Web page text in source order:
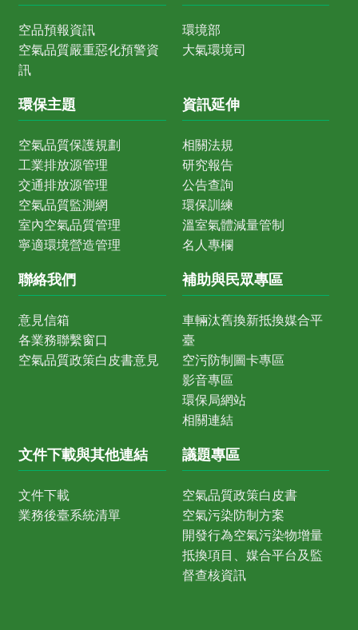
空品預報資訊
空氣品質嚴重惡化預警資
訊
環境部
大氣環境司
環保主題
空氣品質保護規劃
工業排放源管理
交通排放源管理
空氣品質監測網
室內空氣品質管理
寧適環境營造管理
資訊延伸
相關法規
研究報告
公告查詢
環保訓練
溫室氣體減量管制
名人專欄
聯絡我們
意見信箱
各業務聯繫窗口
空氣品質政策白皮書意見
補助與民眾專區
車輛汰舊換新抵換媒合平
臺
空污防制圖卡專區
影音專區
環保局網站
相關連結
文件下載與其他連結
文件下載
業務後臺系統清單
議題專區
空氣品質政策白皮書
空氣污染防制方案
開發行為空氣污染物增量
抵換項目、媒合平台及監
督查核資訊